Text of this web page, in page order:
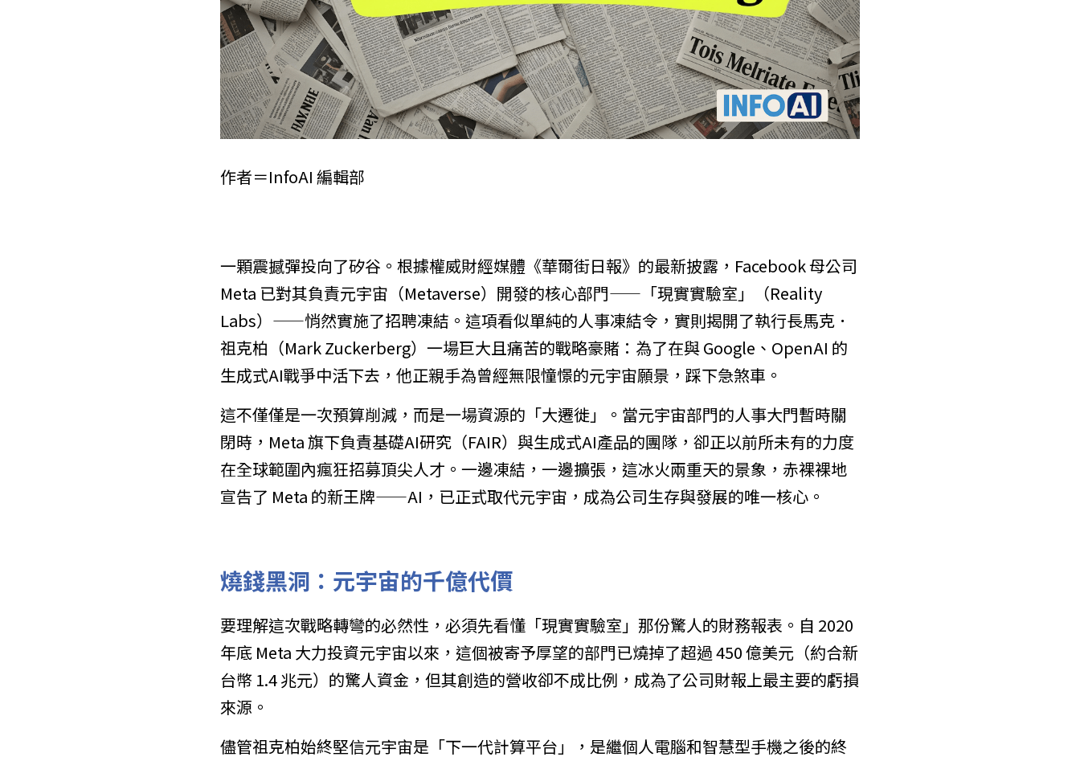
作者＝InfoAI 編輯部
一顆震撼彈投向了矽谷。根據權威財經媒體《華爾街日報》的最新披露，Facebook 母公司
Meta 已對其負責元宇宙（Metaverse）開發的核心部門——「現實實驗室」（Reality
Labs）——悄然實施了招聘凍結。這項看似單純的人事凍結令，實則揭開了執行長馬克．
祖克柏（Mark Zuckerberg）一場巨大且痛苦的戰略豪賭：為了在與 Google、OpenAI 的
生成式AI戰爭中活下去，他正親手為曾經無限憧憬的元宇宙願景，踩下急煞車。
這不僅僅是一次預算削減，而是一場資源的「大遷徙」。當元宇宙部門的人事大門暫時關
閉時，Meta 旗下負責基礎AI研究（FAIR）與生成式AI產品的團隊，卻正以前所未有的力度
在全球範圍內瘋狂招募頂尖人才。一邊凍結，一邊擴張，這冰火兩重天的景象，赤裸裸地
宣告了 Meta 的新王牌——AI，已正式取代元宇宙，成為公司生存與發展的唯一核心。
燒錢黑洞：元宇宙的千億代價
要理解這次戰略轉彎的必然性，必須先看懂「現實實驗室」那份驚人的財務報表。自 2020
年底 Meta 大力投資元宇宙以來，這個被寄予厚望的部門已燒掉了超過 450 億美元（約合新
台幣 1.4 兆元）的驚人資金，但其創造的營收卻不成比例，成為了公司財報上最主要的虧損
來源。
儘管祖克柏始終堅信元宇宙是「下一代計算平台」，是繼個人電腦和智慧型手機之後的終